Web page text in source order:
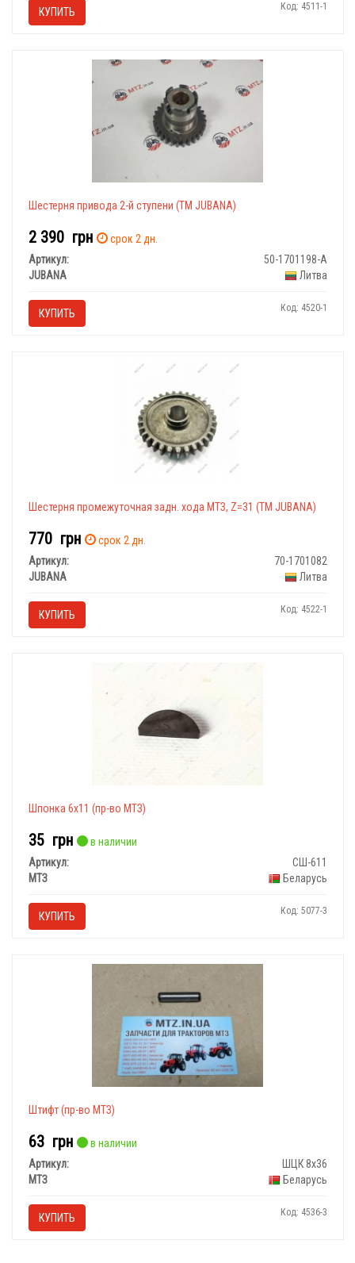
КУПИТЬ Код: 4511-1
Шестерня привода 2-й ступени (ТМ JUBANA)
2 390 грн
срок 2 дн.
Артикул:
50-1701198-А
JUBANA
Литва
КУПИТЬ Код: 4520-1
Шестерня промежуточная задн. хода МТЗ, Z=31 (ТМ JUBANA)
770 грн
срок 2 дн.
Артикул:
70-1701082
JUBANA
Литва
КУПИТЬ Код: 4522-1
Шпонка 6х11 (пр-во МТЗ)
35 грн
в наличии
Артикул:
СШ-611
МТЗ
Беларусь
КУПИТЬ Код: 5077-3
Штифт (пр-во МТЗ)
63 грн
в наличии
Артикул:
ШЦК 8х36
МТЗ
Беларусь
КУПИТЬ Код: 4536-3